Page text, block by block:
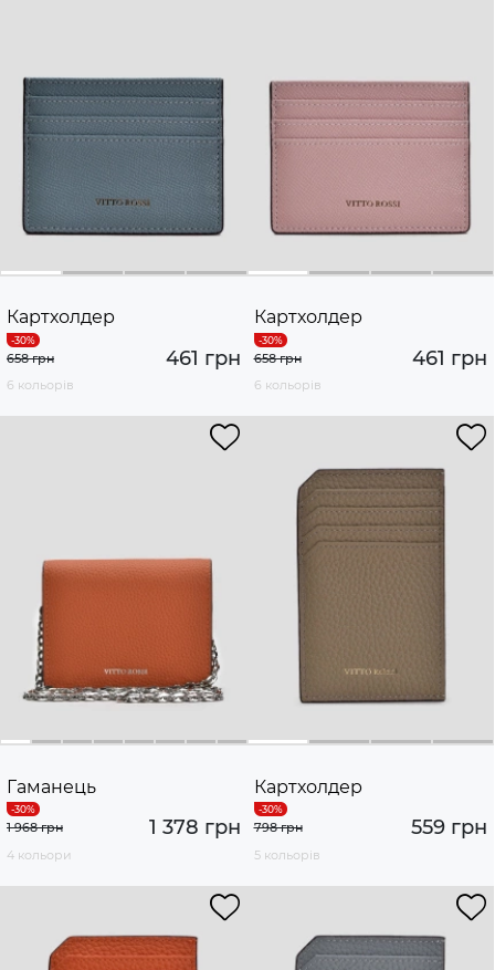
Картхолдер
461 грн
658 грн
6 кольорів
Картхолдер
461 грн
658 грн
6 кольорів
Гаманець
1 378 грн
1 968 грн
4 кольори
Картхолдер
559 грн
798 грн
5 кольорів